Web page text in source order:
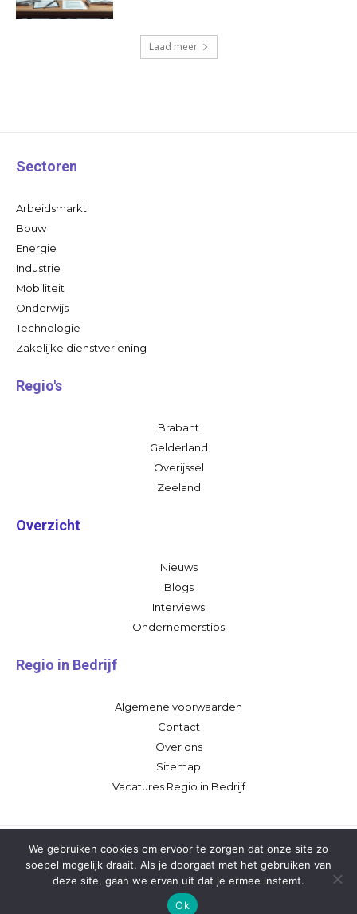
Laad meer
Sectoren
Arbeidsmarkt
Bouw
Energie
Industrie
Mobiliteit
Onderwijs
Technologie
Zakelijke dienstverlening
Regio's
Brabant
Gelderland
Overijssel
Zeeland
Overzicht
Nieuws
Blogs
Interviews
Ondernemerstips
Regio in Bedrijf
Algemene voorwaarden
Contact
Over ons
Sitemap
Vacatures Regio in Bedrijf
We gebruiken cookies om ervoor te zorgen dat onze site zo
soepel mogelijk draait. Als je doorgaat met het gebruiken van
deze site, gaan we ervan uit dat je ermee instemt.
Ok